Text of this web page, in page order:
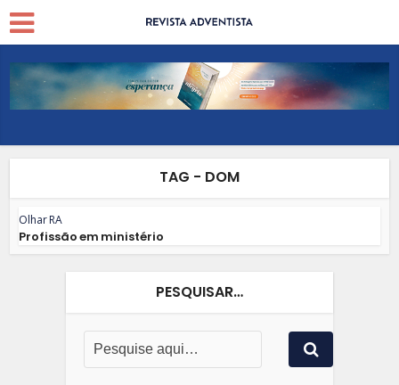
TAG - DOM
Olhar RA
Profissão em ministério
PESQUISAR…